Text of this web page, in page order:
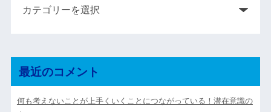
最近のコメント
何も考えないことが上手くいくことにつながっている！潜在意識の